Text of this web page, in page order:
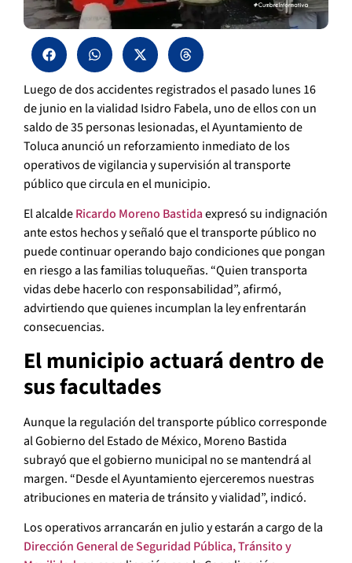
Luego de dos accidentes registrados el pasado lunes 16
de junio en la vialidad Isidro Fabela, uno de ellos con un
saldo de 35 personas lesionadas, el Ayuntamiento de
Toluca anunció un reforzamiento inmediato de los
operativos de vigilancia y supervisión al transporte
público que circula en el municipio.
El alcaldeRicardo Moreno Bastidaexpresó su indignación
ante estos hechos y señaló que el transporte público no
puede continuar operando bajo condiciones que pongan
en riesgo a las familias toluqueñas. “Quien transporta
vidas debe hacerlo con responsabilidad”, afirmó,
advirtiendo que quienes incumplan la ley enfrentarán
consecuencias.
El municipio actuará dentro de
sus facultades
Aunque la regulación del transporte público corresponde
al Gobierno del Estado de México, Moreno Bastida
subrayó que el gobierno municipal no se mantendrá al
margen. “Desde el Ayuntamiento ejerceremos nuestras
atribuciones en materia de tránsito y vialidad”, indicó.
Los operativos arrancarán en julio y estarán a cargo de la
Dirección General de Seguridad Pública, Tránsito y